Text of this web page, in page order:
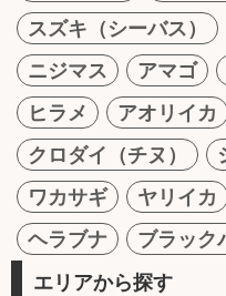
スズキ（シーバス）
ニジマス
アマゴ
ヒラメ
アオリイカ
クロダイ（チヌ）
ワカサギ
ヤリイカ
ヘラブナ
ブラック
エリアから探す